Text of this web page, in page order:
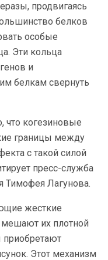
продвигаясь
белков
особые
Эти кольца
и
белкам свернуть
что когезиновые
границы между
с такой силой
пресс-служба
Тимофея Лагунова.
жесткие
их плотной
приобретают
Этот механизм